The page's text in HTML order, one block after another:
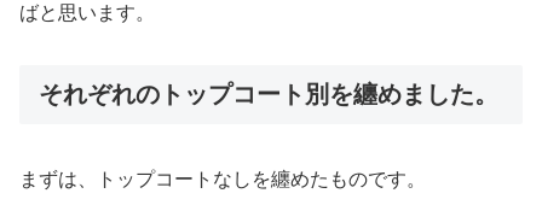
ばと思います。
それぞれのトップコート別を纏めました。
まずは、トップコートなしを纏めたものです。